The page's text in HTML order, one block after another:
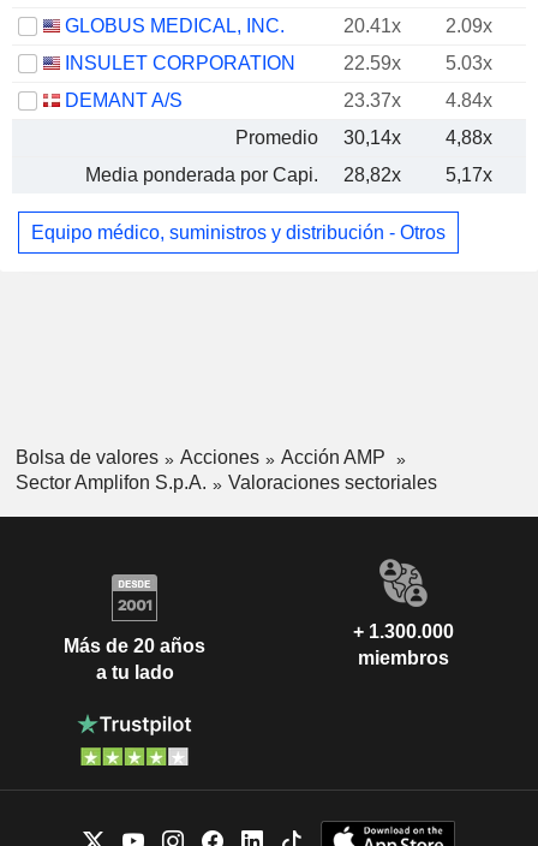
GLOBUS MEDICAL, INC.
20.41x 2.09x
INSULET CORPORATION
22.59x
5.03x
DEMANT A/S
23.37x
4.84x
Promedio
30,14x
4,88x
Media ponderada por Capi.
28,82x 5,17x
Equipo médico, suministros y distribución - Otros
Bolsa de valores Acciones
Acción AMP
Sector Amplifon S.p.A.
Valoraciones sectoriales
Más de 20 años
a tu lado
+ 1.300.000
miembros